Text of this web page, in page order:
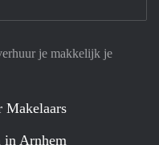
je makkelijk je
Makelaars
in Arnhem